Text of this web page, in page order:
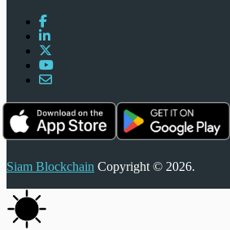
Siam Blockchain Copyright © 2026.